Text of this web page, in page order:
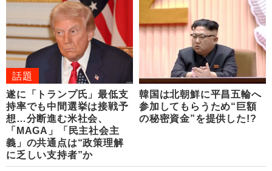
話題
遂に「トランプ氏」最低支
持率でも中間選挙は接戦予
想…分断進む米社会、
「MAGA」「民主社会主
義」の共通点は“政策理解
に乏しい支持者”か
韓国は北朝鮮に平昌五輪へ
参加してもらうため“巨額
の秘密資金”を提供した!?